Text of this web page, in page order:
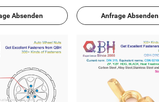
Absenden
SchraubennussAnfrage Absenden